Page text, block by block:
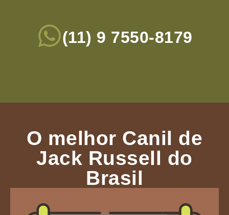
(11) 9 7550-8179
O melhor Canil de
Jack Russell do
Brasil